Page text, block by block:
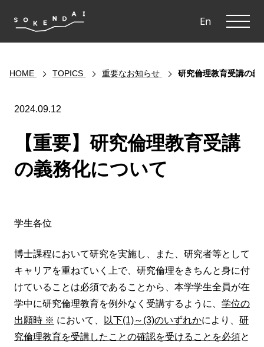
En
HOME TOPICS 重要なお知らせ 研究倫理教育受講の義
2024.09.12
【重要】研究倫理教育受講
の義務化について
学生各位
博士課程において研究を実施し、また、研究者等として
キャリアを重ねていく上で、研究倫理をきちんと身に付
けていることは必須であることから、本学学生全員が在
学中に研究倫理教育を例外なく受講するように、 学位の
出願時 ※ において、 以下(1)～(3)のいずれかにより、 研
究倫理教育を受講したことの確認を受けることを必須と